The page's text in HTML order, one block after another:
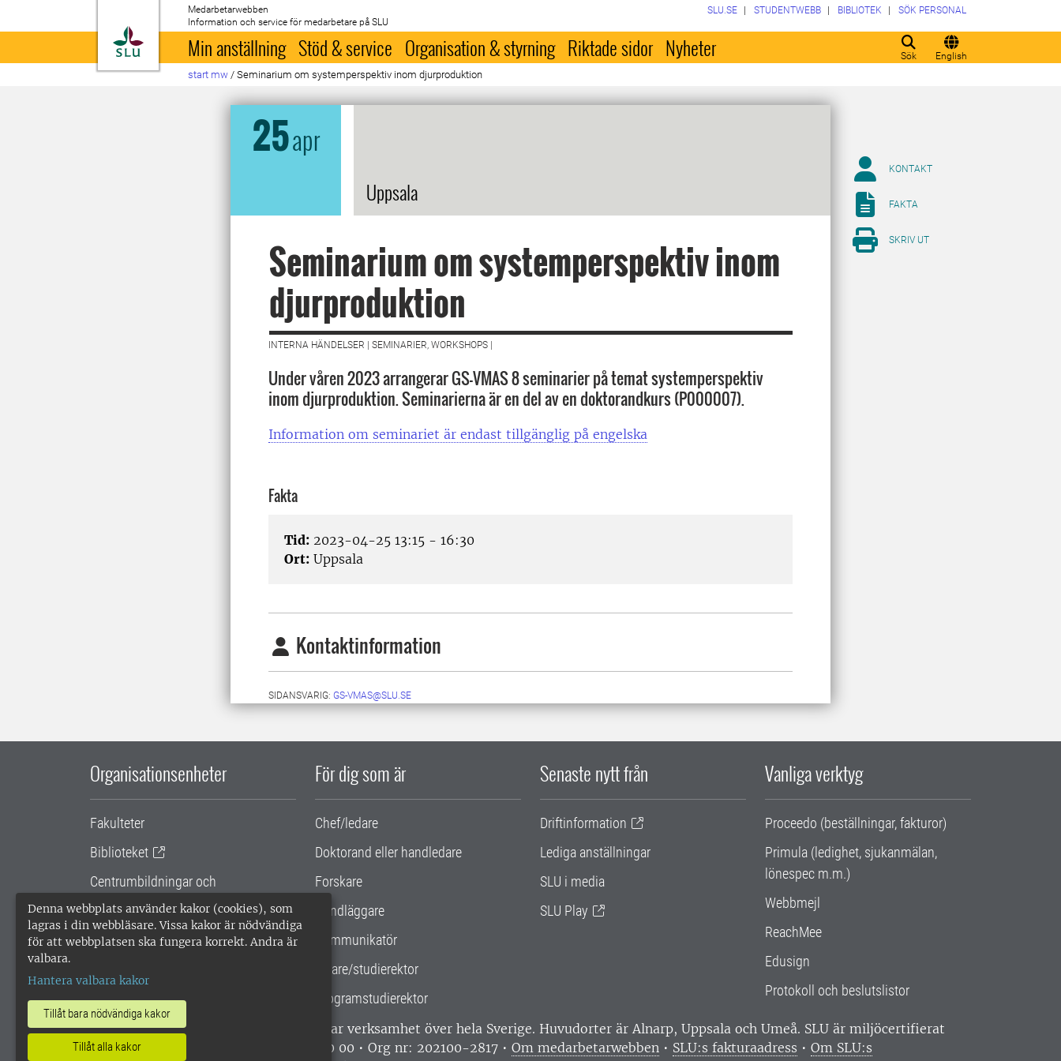
Denna webbplats använder kakor (cookies), som
lagras i din webbläsare. Vissa kakor är nödvändiga
för att webbplatsen ska fungera korrekt. Andra är
valbara.
Hantera valbara kakor
Tillåt bara nödvändiga kakor
Tillåt alla kakor
Till startsida
Medarbetarwebben
Information och service för medarbetare på SLU
Sök English
SLU.SE STUDENTWEBB BIBLIOTEK SÖK PERSONAL
Min anställning Stöd & service Organisation & styrning Riktade sidor Nyheter
start mw / Seminarium om systemperspektiv inom djurproduktion
25apr
Uppsala
Seminarium om systemperspektiv inom
djurproduktion
INTERNA HÄNDELSER | SEMINARIER, WORKSHOPS |
Under våren 2023 arrangerar GS-VMAS 8 seminarier på temat systemperspektiv
inom djurproduktion. Seminarierna är en del av en doktorandkurs (P000007).
Information om seminariet är endast tillgänglig på engelska
Fakta
Tid: 2023-04-25 13:15 - 16:30
Ort: Uppsala
Kontaktinformation
SIDANSVARIG: GS-VMAS@SLU.SE
KONTAKT
FAKTA
SKRIV UT
Organisationsenheter
Fakulteter
Biblioteket
Centrumbildningar och
samarbetsprojekt
Gemensamma verksamhetsstödet
För dig som är
Chef/ledare
Doktorand eller handledare
Forskare
Handläggare
Kommunikatör
Lärare/studierektor
Programstudierektor
Senaste nytt från
Driftinformation
Lediga anställningar
SLU i media
SLU Play
Vanliga verktyg
Proceedo (beställningar, fakturor)
Primula (ledighet, sjukanmälan,
lönespec m.m.)
Webbmejl
ReachMee
Edusign
Protokoll och beslutslistor
SLU, Sveriges lantbruksuniversitet, har verksamhet över hela Sverige. Huvudorter är Alnarp, Uppsala och Umeå. SLU är miljöcertifierat
enligt ISO 14001. •
Telefon: 018-67 10 00 • Org nr: 202100-2817 • Om medarbetarwebben • SLU:s fakturaadress • Om SLU:s